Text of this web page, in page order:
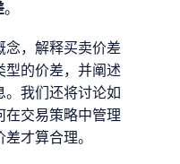
。
念，解释买卖价差
型的价差，并阐述
。我们还将讨论如
在交易策略中管理
才算合理。